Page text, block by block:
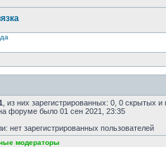
, из них зарегистрированных: 0, 0 скрытых
форуме было 01 сен 2021, 23:35
нет зарегистрированных пользователей
модераторы